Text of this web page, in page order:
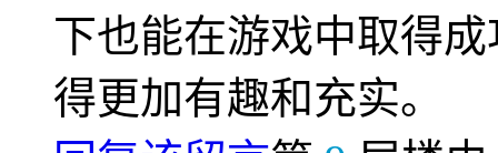
下也能在游戏中取得
得更加有趣和充实。